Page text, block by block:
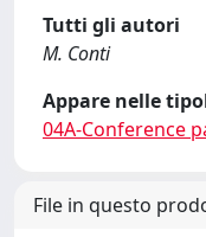
Tutti gli autori
M. Conti
Appare nelle
04A-Conference
File in questo